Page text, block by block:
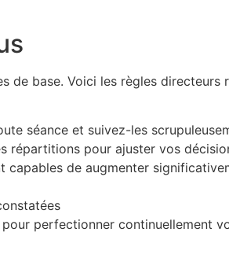
de base. Voici les règles directeurs
séance et suivez-les
répartitions pour ajuster vos
de augmenter
perfectionner continuellement